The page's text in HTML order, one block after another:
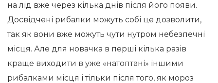
на лід вже через кілька днів після його появи.
Досвідчені рибалки можуть собі це дозволити,
так як вони вже можуть чути нутром небезпечні
місця. Але для новачка в перші кілька разів
краще виходити в уже «натоптані» іншими
рибалками місця і тільки після того, як мороз